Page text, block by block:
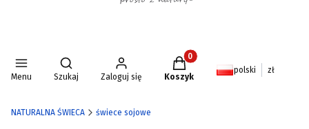
Menu
Otwórz wyszukiwarkę
Szukaj Zaloguj się
Produkty w koszyku: 0.
Koszyk
polski zł
NATURALNA ŚWIECA świece sojowe